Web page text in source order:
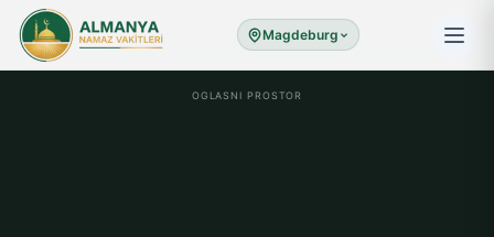
Magdeburg
OGLASNI PROSTOR